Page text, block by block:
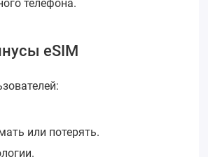
телефона.
eSIM
или потерять.